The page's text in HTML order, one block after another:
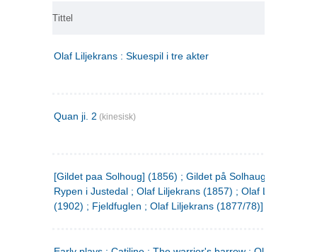
Tittel
Olaf Liljekrans : Skuespil i tre akter
Quan ji. 2 (kinesisk)
[Gildet paa Solhoug] (1856) ; Gildet på Solhaug (1883) ;
Rypen i Justedal ; Olaf Liljekrans (1857) ; Olaf Liljekrans
(1902) ; Fjeldfuglen ; Olaf Liljekrans (1877/78)]